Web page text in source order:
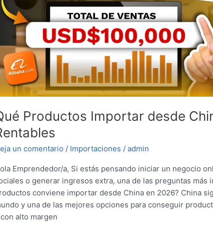
Productos Importar desde
un comentario / Importaciones /admin
Emprendedor/a, Si estás pensando iniciar un negocio
o generar ingresos extra, una de las preguntas más
conviene importar desde China en 2026? China
y una de las mejores opciones para conseguir
alto margen